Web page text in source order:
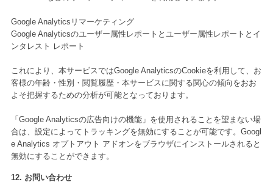
Google Analyticsリマーケティング
Google Analyticsのユーザー属性レポートとユーザー属性レポートとイ
ンタレスト レポート
これにより、本サービスではGoogle AnalyticsのCookieを利用して、お
客様の年齢・性別・閲覧履歴・本サービスに関する関心の傾向をおお
よそ把握するための分析が可能となっております。
「Google Analyticsの広告向けの機能」を使用されることを望まない場
合は、設定によってトラッキングを無効にすることが可能です。Googl
e Analytics オプトアウト アドオンをブラウザにインストールされると
無効にすることができます。
12. お問い合わせ